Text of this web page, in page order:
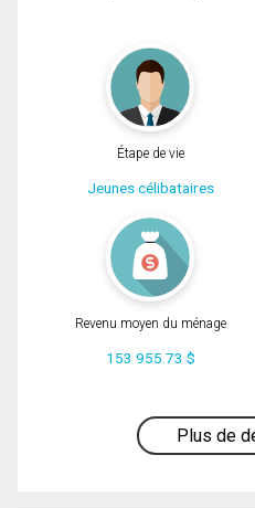
d'utilisation et vous nous fournissez
Étape de vie
Jeunes célibataires
Revenu moyen du ménage
153 955.73 $
Plus de